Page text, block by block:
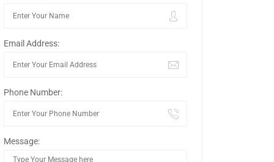
Email Address:
Phone Number:
Message: